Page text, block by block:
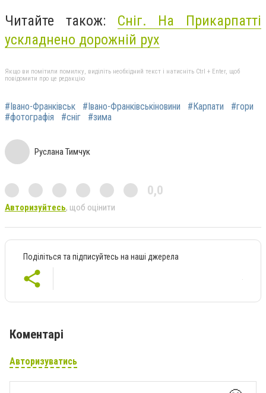
Читайте також: Сніг. На Прикарпатті
ускладнено дорожній рух
Якщо ви помітили помилку, виділіть необхідний текст і натисніть Ctrl + Enter, щоб
повідомити про це редакцію
#Івано-Франківськ #Івано-Франківськіновини #Карпати
#гори
#фотографія
#сніг #зима
Руслана Тимчук
0,0
Авторизуйтесь, щоб оцінити
Поділіться та підписуйтесь на наші джерела
Коментарі
Авторизуватись